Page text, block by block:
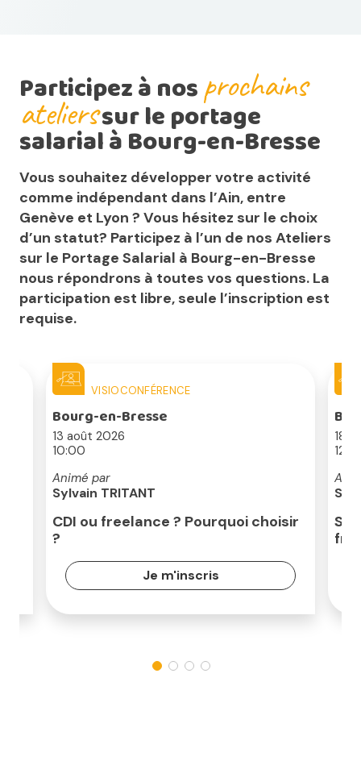
Participez à nosprochains
atelierssur le portage
salarial à Bourg-en-Bresse
Vous souhaitez développer votre activité
comme indépendant dans l’Ain, entre
Genève et Lyon ? Vous hésitez sur le choix
d’un statut? Participez à l’un de nos Ateliers
sur le Portage Salarial à Bourg-en-Bresse
nous répondrons à toutes vos questions. La
participation est libre, seule l’inscription est
requise.
VISIOCONFÉRENCE
Bourg-en-Bresse
13 août 2026
10:00
Animé par
Sylvain TRITANT
CDI ou freelance ? Pourquoi choisir
?
Je m'inscris
18